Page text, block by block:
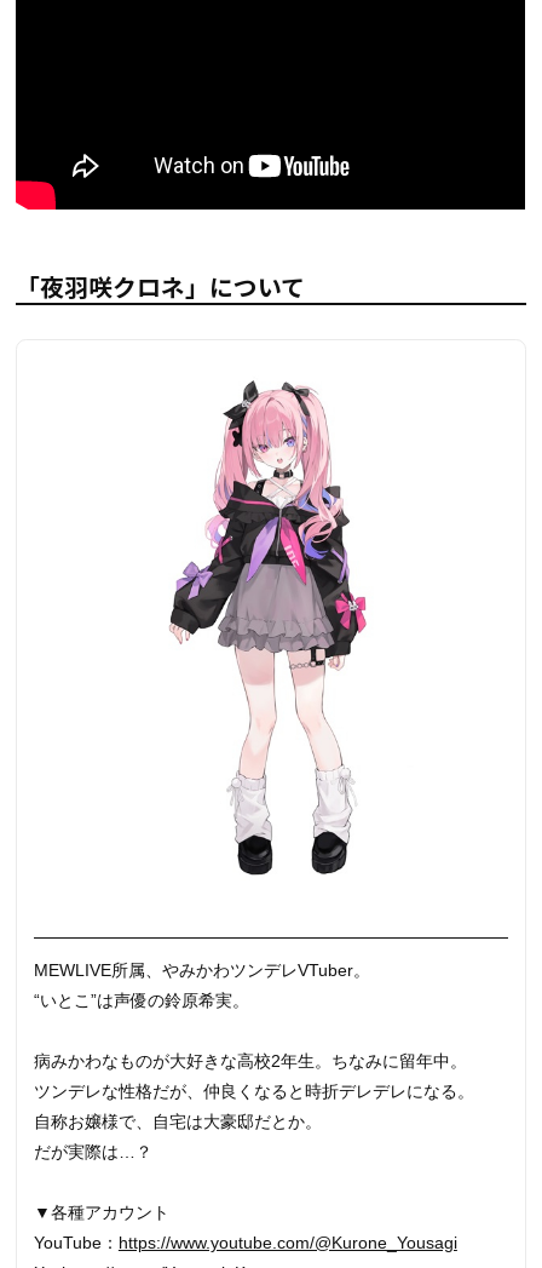
「夜羽咲クロネ」について
MEWLIVE所属、やみかわツンデレVTuber。
“いとこ”は声優の鈴原希実。
病みかわなものが大好きな高校2年生。ちなみに留年中。
ツンデレな性格だが、仲良くなると時折デレデレになる。
自称お嬢様で、自宅は大豪邸だとか。
だが実際は…？
▼各種アカウント
YouTube： https://www.youtube.com/@Kurone_Yousagi